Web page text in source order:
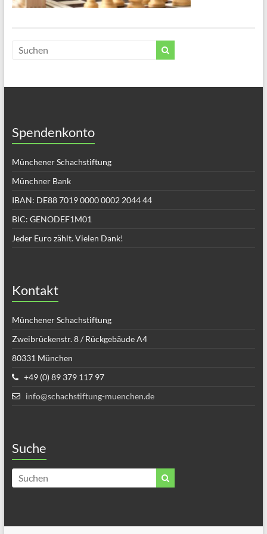
Spendenkonto
Münchener Schachstiftung
Münchner Bank
IBAN: DE88 7019 0000 0002 2044 44
BIC: GENODEF1M01
Jeder Euro zählt. Vielen Dank!
Kontakt
Münchener Schachstiftung
Zweibrückenstr. 8 / Rückgebäude A4
80331 München
+49 (0) 89 379 117 97
info@schachstiftung-muenchen.de
Suche